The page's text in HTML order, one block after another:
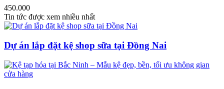
450.000
Tin tức được xem nhiều nhất
Dự án lắp đặt kệ shop sữa tại Đồng Nai